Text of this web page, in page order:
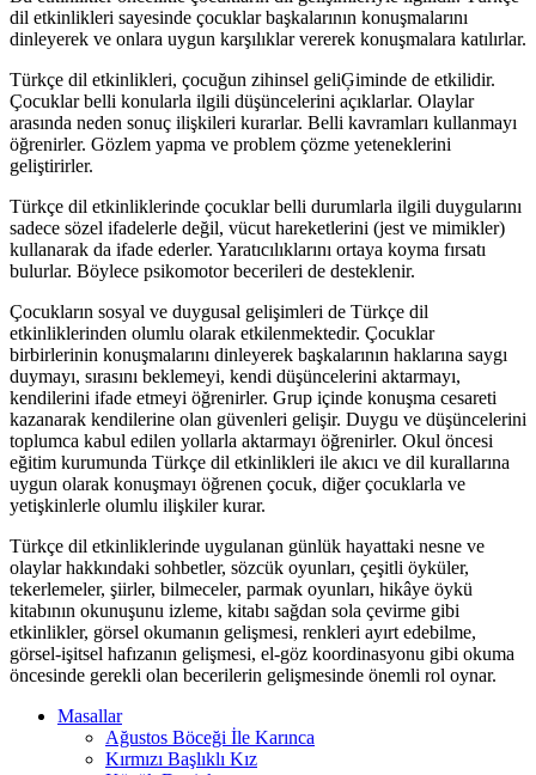
dil etkinlikleri sayesinde çocuklar başkalarının konuşmalarını
dinleyerek ve onlara uygun karşılıklar vererek konuşmalara katılırlar.
Türkçe dil etkinlikleri, çocuğun zihinsel geliĢiminde de etkilidir.
Çocuklar belli konularla ilgili düşüncelerini açıklarlar. Olaylar
arasında neden sonuç ilişkileri kurarlar. Belli kavramları kullanmayı
öğrenirler. Gözlem yapma ve problem çözme yeteneklerini
geliştirirler.
Türkçe dil etkinliklerinde çocuklar belli durumlarla ilgili duygularını
sadece sözel ifadelerle değil, vücut hareketlerini (jest ve mimikler)
kullanarak da ifade ederler. Yaratıcılıklarını ortaya koyma fırsatı
bulurlar. Böylece psikomotor becerileri de desteklenir.
Çocukların sosyal ve duygusal gelişimleri de Türkçe dil
etkinliklerinden olumlu olarak etkilenmektedir. Çocuklar
birbirlerinin konuşmalarını dinleyerek başkalarının haklarına saygı
duymayı, sırasını beklemeyi, kendi düşüncelerini aktarmayı,
kendilerini ifade etmeyi öğrenirler. Grup içinde konuşma cesareti
kazanarak kendilerine olan güvenleri gelişir. Duygu ve düşüncelerini
toplumca kabul edilen yollarla aktarmayı öğrenirler. Okul öncesi
eğitim kurumunda Türkçe dil etkinlikleri ile akıcı ve dil kurallarına
uygun olarak konuşmayı öğrenen çocuk, diğer çocuklarla ve
yetişkinlerle olumlu ilişkiler kurar.
Türkçe dil etkinliklerinde uygulanan günlük hayattaki nesne ve
olaylar hakkındaki sohbetler, sözcük oyunları, çeşitli öyküler,
tekerlemeler, şiirler, bilmeceler, parmak oyunları, hikâye öykü
kitabının okunuşunu izleme, kitabı sağdan sola çevirme gibi
etkinlikler, görsel okumanın gelişmesi, renkleri ayırt edebilme,
görsel-işitsel hafızanın gelişmesi, el-göz koordinasyonu gibi okuma
öncesinde gerekli olan becerilerin gelişmesinde önemli rol oynar.
Masallar
Ağustos Böceği İle Karınca
Kırmızı Başlıklı Kız